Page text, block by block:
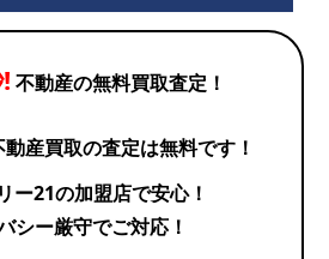
不動産の無料買取査定！
産買取の査定は無料です！
ー21の加盟店で安心！
シー厳守でご対応！